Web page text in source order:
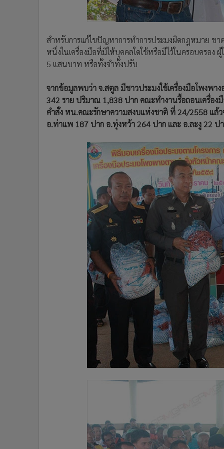
สำหรับการแก้ไขปัญหาการทำการประมงผิดกฎหมาย ขา
หนึ่งในเครื่องมือที่มิให้บุคคลใดใช้หรือมีไว้ในครอบครอง
5 แสนบาท หรือทั้งจำทั้งปรับ
จากข้อมูลพบว่า จ.สตูล มีชาวประมงใช้เครื่องมือโพงพา
342 ราย ปริมาณ 1,838 ปาก คณะทำงานรื้อถอนเครื่อง
คำสั่ง หน.คณะรักษาความสงบแห่งชาติ ที่ 24/2558 แล้
อ.ท่าแพ 187 ปาก อ.ทุ่งหว้า 264 ปาก และ อ.ละงู 22 ป